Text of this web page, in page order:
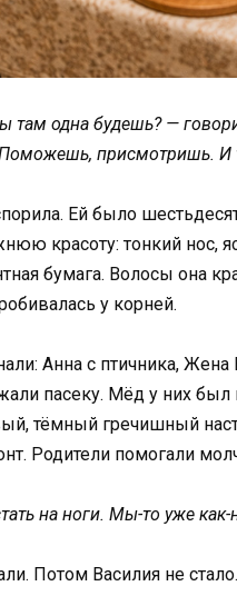
там одна будешь? —
присмотришь. И
Ей было
красоту: тонкий нос,
бумага. Волосы она
у корней.
Анна с птичника,
пасеку. Мёд у них был
тёмный гречишный
Родители помогали
на ноги. Мы-то уже как-
Потом Василия не